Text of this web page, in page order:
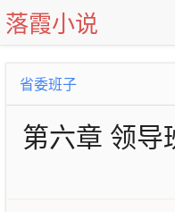
落霞小说
省委班子
第六章 领导